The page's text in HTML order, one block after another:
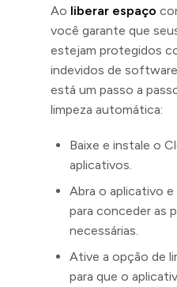
Ao liberar espaço
você garante que
estejam protegidos
indevidos de
está um passo a
limpeza automática:
Baixe e instale o
aplicativos.
Abra o aplicativo
para conceder as
necessárias.
Ative a opção de
para que o